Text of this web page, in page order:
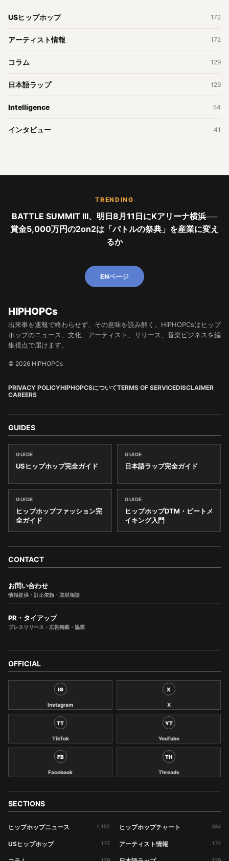
USヒップホップ 172
アーティスト情報 172
コラム 129
日本語ラップ 129
Intelligence 54
インタビュー 41
TRENDING
BATTLE SUMMIT III、明日8月11日にKアリーナ横浜──
賞金5,000万円の2on2は「バトルの祭典」を産業に変え
るか
ENページ
HIPHOPCs
出来事を速報で終わらせず、その意味を読み解く。HIPHOPCsはヒップ
ホップのニュース、文化、アーティスト、リリース、音楽ビジネスを編
集視点で届けます。
© 2026 HIPHOPCs
PRIVACY POLICYHIPHOPCSについてTERMS OF SERVICEDISCLAIMER
CAREERS
GUIDES
GUIDE
USヒップホップ完全ガイド
GUIDE
日本語ラップ完全ガイド
GUIDE
ヒップホップファッション完
全ガイド
GUIDE
ヒップホップDTM・ビートメ
イキング入門
CONTACT
お問い合わせ
情報提供・訂正依頼・取材相談
PR・タイアップ
プレスリリース・広告掲載・協業
OFFICIAL
IG
Instagram
X
X
TT
TikTok
YT
YouTube
FB
Facebook
TH
Threads
SECTIONS
ヒップホップニュース 1,152 ヒップホップチャート 334
USヒップホップ 172 アーティスト情報 172